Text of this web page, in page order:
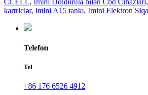
CCELL, Imini Doldurula bilən Cbd Cihazları,
kartriclər, Imini A15 tankı, Imini Elektron
Telefon
Tel
+86 176 6526 4912